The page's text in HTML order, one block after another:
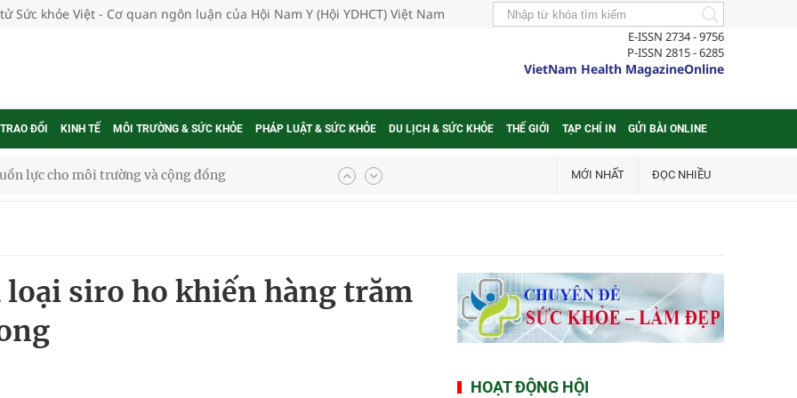
Sức khỏe Việt - Cơ quan ngôn luận của Hội Nam Y (Hội YDHCT) Việt Nam
E-ISSN 2734 - 9756
P-ISSN 2815 - 6285
VietNam Health MagazineOnline
ĐỔI KINH TẾ MÔI TRƯỜNG & SỨC KHỎE PHÁP LUẬT & SỨC KHỎE DU LỊCH & SỨC KHỎE THẾ GIỚI TẠP CHÍ IN GỬI BÀI ONLINE
lực cho môi trường và cộng đồng
bảo hiểm y tế nếu không đăng ký khám theo yêu
riêng 2026
vực cấp cứu, điều trị đột quỵ
lại khai thác vào ngày 19/8
MỚI NHẤT ĐỌC NHIỀU
loại siro ho khiến hàng trăm
HOẠT ĐỘNG HỘI